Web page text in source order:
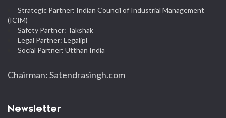
Strategic Partner: Indian Council of Industrial Management
(ICIM)
Safety Partner: Takshak
Legal Partner: Legalipl
Social Partner: Utthan India
Chairman: Satendrasingh.com
Newsletter